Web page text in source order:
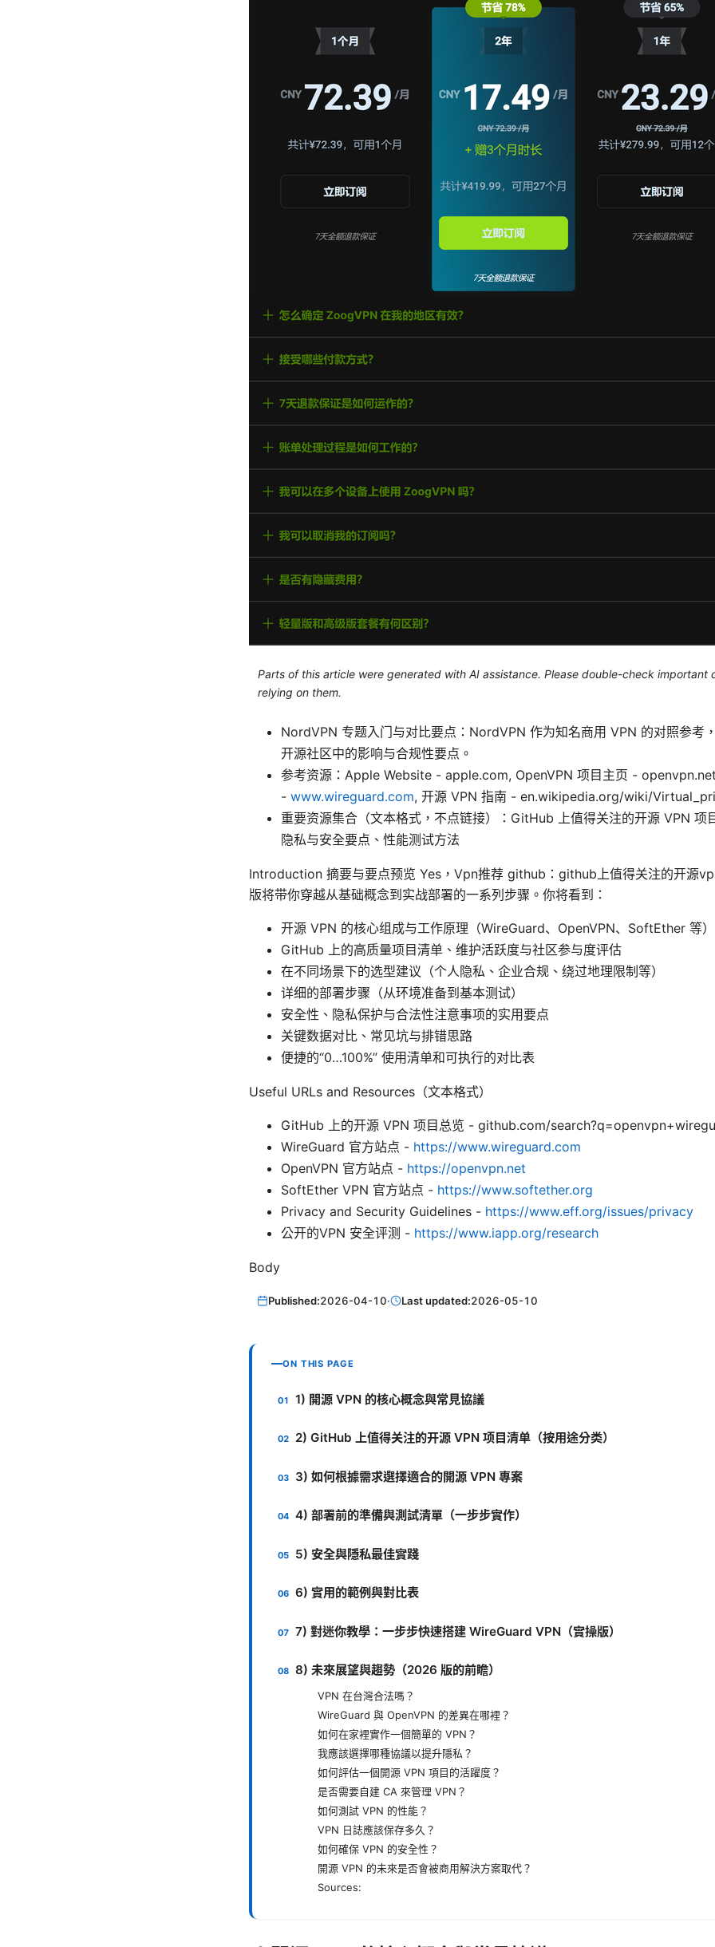
Parts of this article were generated with AI assistance. Please double-check important
relying on them.
NordVPN 专题入门与对比要点：NordVPN 作为知名商用 VPN 的对照参考
开源社区中的影响与合规性要点。
参考资源：Apple Website - apple.com, OpenVPN 项目主页 -
- www.wireguard.com, 开源 VPN 指南 - en.wikipedia.org/wiki/
重要资源集合（文本格式，不点链接）：GitHub 上值得关注的开源 VPN 项
隐私与安全要点、性能测试方法
Introduction 摘要与要点预览 Yes，Vpn推荐 github：github上值得关注的开源
版将带你穿越从基础概念到实战部署的一系列步骤。你将看到：
开源 VPN 的核心组成与工作原理（WireGuard、OpenVPN、SoftEther 等）
GitHub 上的高质量项目清单、维护活跃度与社区参与度评估
在不同场景下的选型建议（个人隐私、企业合规、绕过地理限制等）
详细的部署步骤（从环境准备到基本测试）
安全性、隐私保护与合法性注意事项的实用要点
关键数据对比、常见坑与排错思路
便捷的“0…100%” 使用清单和可执行的对比表
Useful URLs and Resources（文本格式）
GitHub 上的开源 VPN 项目总览 - github.com/
WireGuard 官方站点 - https://www.wireguard.com
OpenVPN 官方站点 - https://openvpn.net
SoftEther VPN 官方站点 - https://www.softether.org
Privacy and Security Guidelines - https://www.eff.org/issues/privacy
公开的VPN 安全评测 - https://www.iapp.org/research
Body
Published:2026-04-10· Last updated:2026-05-10
ON THIS PAGE
1) 開源 VPN 的核心概念與常見協議
2) GitHub 上值得关注的开源 VPN 项目清单（按用途分类）
3) 如何根據需求選擇適合的開源 VPN 專案
4) 部署前的準備與測試清單（一步步實作）
5) 安全與隱私最佳實踐
6) 實用的範例與對比表
7) 對迷你教學：一步步快速搭建 WireGuard VPN（實操版）
8) 未來展望與趨勢（2026 版的前瞻）
VPN 在台灣合法嗎？
WireGuard 與 OpenVPN 的差異在哪裡？
如何在家裡實作一個簡單的 VPN？
我應該選擇哪種協議以提升隱私？
如何評估一個開源 VPN 項目的活躍度？
是否需要自建 CA 來管理 VPN？
如何測試 VPN 的性能？
VPN 日誌應該保存多久？
如何確保 VPN 的安全性？
開源 VPN 的未來是否會被商用解決方案取代？
Sources: